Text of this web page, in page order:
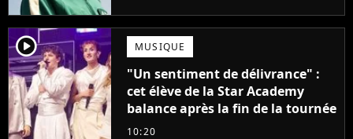
player2 MUSIQUE
"Un sentiment de délivrance" :
cet élève de la Star Academy
balance après la fin de la tournée
10:20